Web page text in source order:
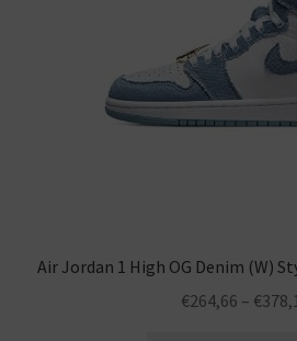
Air Jordan 1 High OG Denim (W)
€264,66 – €